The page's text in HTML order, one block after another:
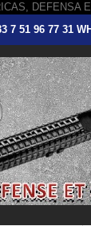
7 51 96 77 31